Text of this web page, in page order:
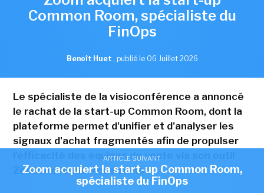
ARTICLE SUIVANT
Zoom acquiert la start-up Common Room,
spécialiste du FinOps
Common Room, spécialiste du
FinOps
Benoît Huet , publié le 06 Juillet 2026
Le spécialiste de la visioconférence a annoncé
le rachat de la start-up Common Room, dont la
plateforme permet d'unifier et d'analyser les
signaux d'achat fragmentés afin de propulser
l'efficacité des équipes de vente via son outil
Zoom Revenue Accelerator.